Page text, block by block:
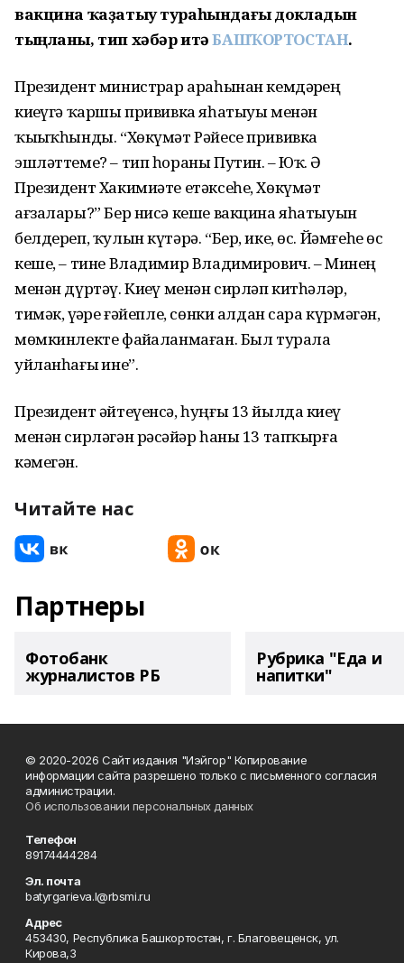
вакцина ҡаҙатыу тураһындағы докладын
тыңланы, тип хәбәр итәБАШҠОРТОСТАН.
Президент министрҙар араһынан кемдәрҙең
киҙеүгә ҡаршы прививка яһатыуы менән
ҡыҙыҡһынды. “Хөкүмәт Рәйесе прививка
эшләттеме? – тип һораны Путин. – Юҡ. Ә
Президент Хакимиәте етәксеһе, Хөкүмәт
ағзалары?” Бер нисә кеше вакцина яһатыуын
белдереп, ҡулын күтәрә. “Бер, ике, өс. Йәмғеһе өс
кеше, – тине Владимир Владимирович. – Минең
менән дүртәү. Киҙеү менән сирләп китһәләр,
тимәк, үҙҙәре ғәйепле, сөнки алдан сара күрмәгән,
мөмкинлекте файҙаланмаған. Был турала
уйланһағыҙ ине”.
Президент әйтеүенсә, һуңғы 13 йылда киҙеү
менән сирләгән рәсәйҙәр һаны 13 тапҡырға
кәмегән.
Читайте нас
Партнеры
Фотобанк
журналистов РБ
Рубрика "Еда и
напитки"
© 2020-2026 Сайт издания "Иэйгор" Копирование
информации сайта разрешено только с письменного согласия
администрации.
Об использовании персональных данных
Телефон
89174444284
Эл. почта
batyrgarieva.l@rbsmi.ru
Адрес
453430, Республика Башкортостан, г. Благовещенск, ул.
Кирова,3